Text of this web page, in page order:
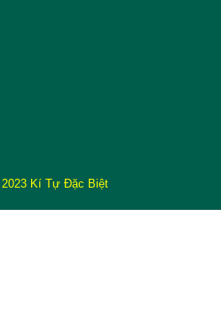
Kí Tự Đặc Biệt